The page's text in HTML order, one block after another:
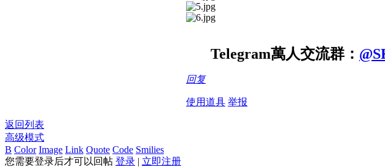
Telegram萬人交流群：
回复
使用道具 举报
返回列表
高级模式
B Color Image Link Quote Code Smilies
您需要登录后才可以回帖 登录 | 立即注册